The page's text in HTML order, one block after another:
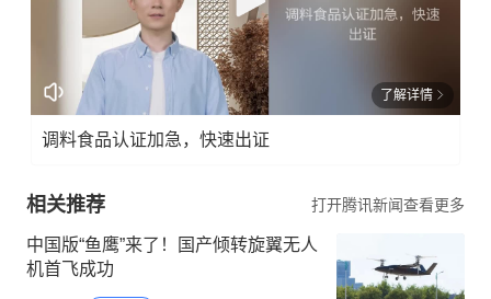
了解详情
调料食品认证加急，快速出证
相关推荐 打开腾讯新闻查看更多
中国版“鱼鹰”来了！国产倾转旋翼无人
机首飞成功